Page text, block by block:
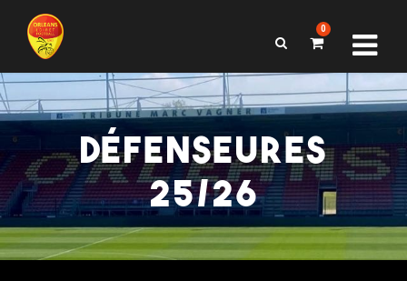
0
DÉFENSEURES
25/26